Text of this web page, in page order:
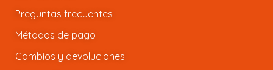
Preguntas frecuentes
Métodos de pago
Cambios y devoluciones